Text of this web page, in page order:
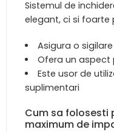
Sistemul de
elegant, ci si foarte
Asigura o
Ofera un aspect
Este usor de
suplimentari
Cum sa folosesti
maximum de